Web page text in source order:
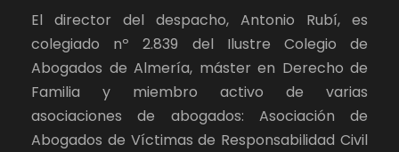
El director del despacho, Antonio Rubí, es
colegiado nº 2.839 del Ilustre Colegio de
Abogados de Almería, máster en Derecho de
Familia y miembro activo de varias
asociaciones de abogados: Asociación de
Abogados de Víctimas de Responsabilidad Civil